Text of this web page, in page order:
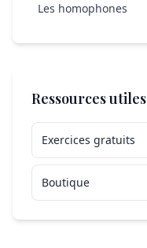
Les homophones
Ressources utiles
Exercices gratuits
Boutique